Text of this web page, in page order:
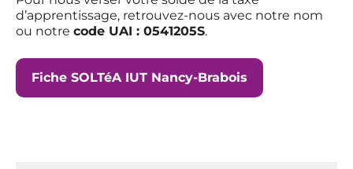
d’apprentissage, retrouvez-nous avec notre nom
ou notre code UAI : 0541205S.
Fiche SOLTéA IUT Nancy-Brabois